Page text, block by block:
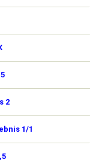
2
1/1